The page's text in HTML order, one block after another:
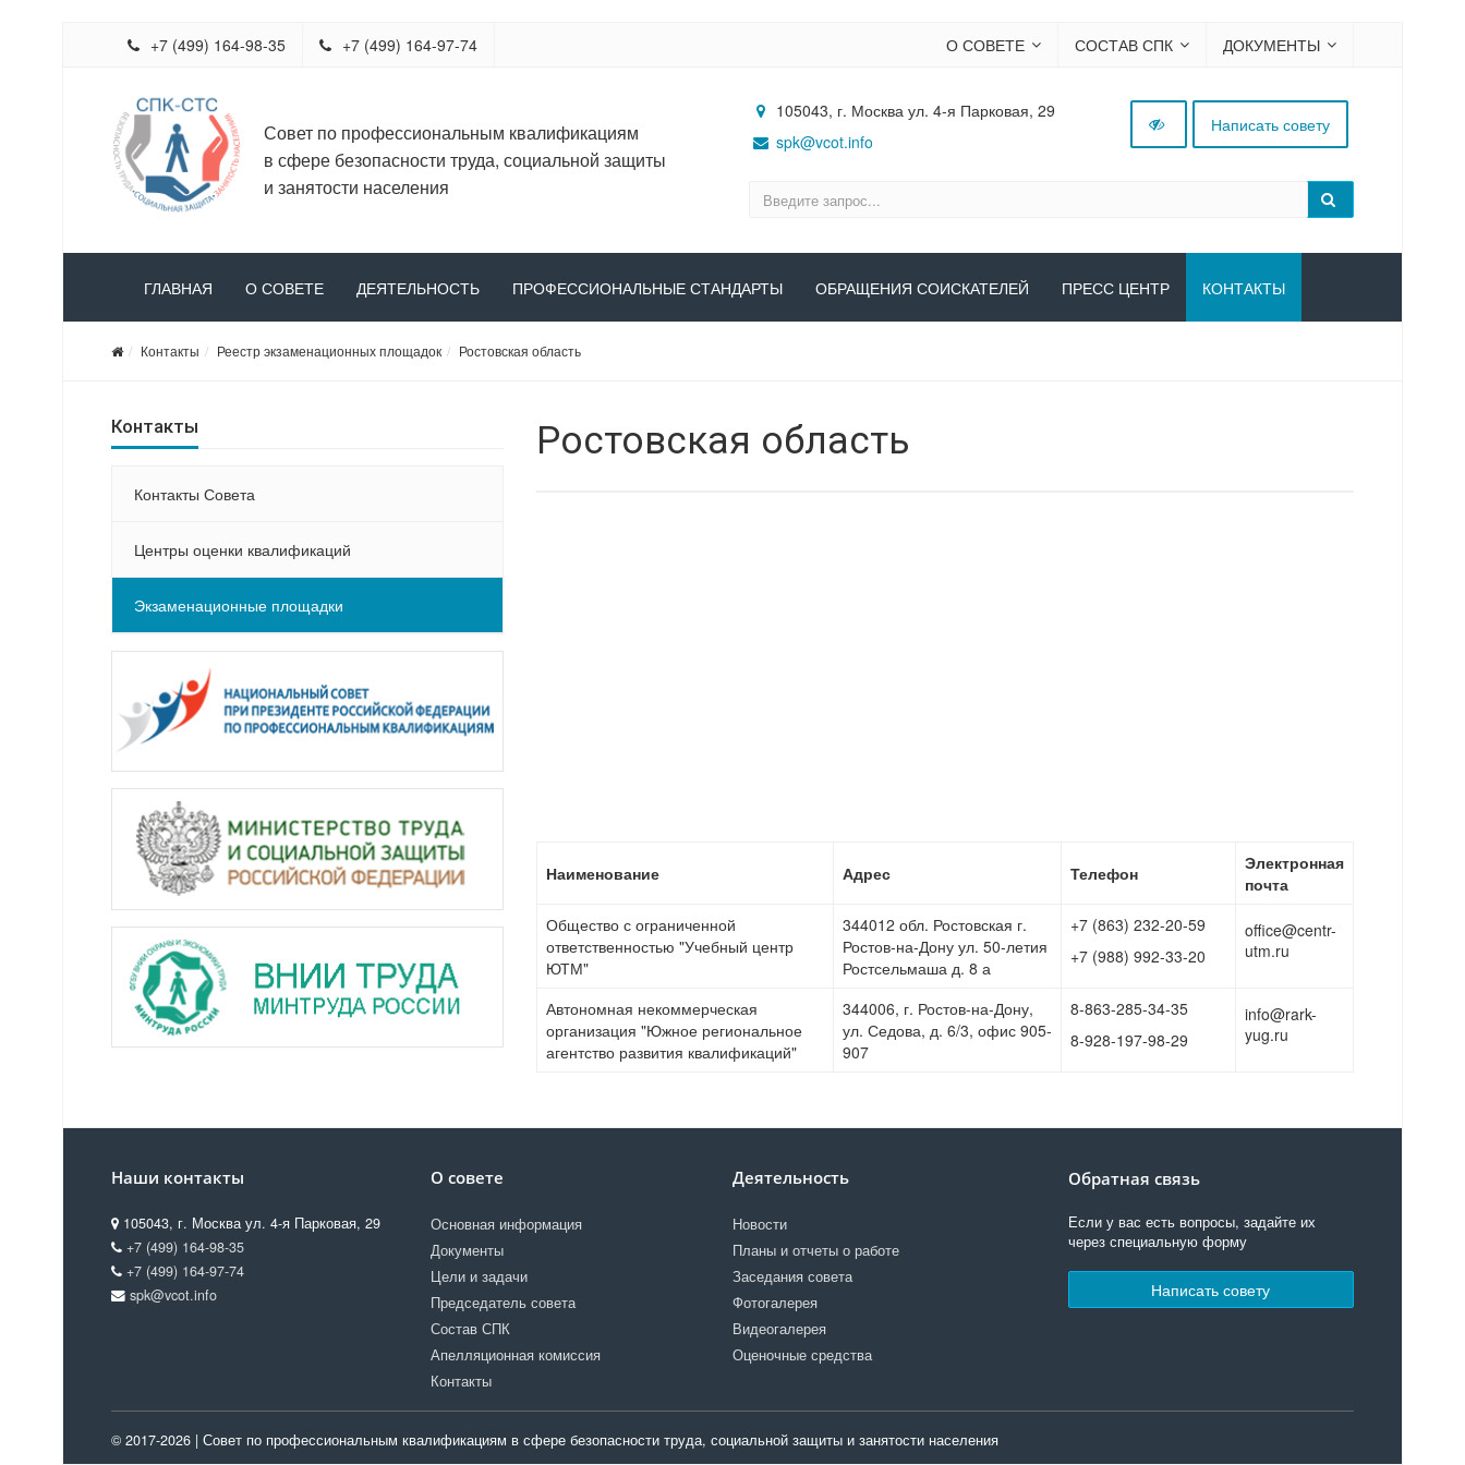
О СОВЕТЕ СОСТАВ СПК ДОКУМЕНТЫ
+7 (499) 164-98-35 +7 (499) 164-97-74
Совет по профессиональным квалификациям
в сфере безопасности труда, социальной защиты
и занятости населения
105043, г. Москва ул. 4-я Парковая, 29
spk@vcot.info
Написать совету
ГЛАВНАЯ О СОВЕТЕ ДЕЯТЕЛЬНОСТЬ ПРОФЕССИОНАЛЬНЫЕ СТАНДАРТЫ ОБРАЩЕНИЯ СОИСКАТЕЛЕЙ ПРЕСС ЦЕНТР КОНТАКТЫ
Контакты Реестр экзаменационных площадок Ростовская область
Контакты
Контакты Совета
Центры оценки квалификаций
Экзаменационные площадки
Ростовская область
Наименование Адрес Телефон
Электронная
почта
Общество с ограниченной
ответственностью "Учебный центр
ЮТМ"
344012 обл. Ростовская г.
Ростов-на-Дону ул. 50-летия
Ростсельмаша д. 8 а
+7 (863) 232-20-59
+7 (988) 992-33-20
office@centr-
utm.ru
Автономная некоммерческая
организация "Южное региональное
агентство развития квалификаций"
344006, г. Ростов-на-Дону,
ул. Седова, д. 6/3, офис 905-
907
8-863-285-34-35
8-928-197-98-29
info@rark-
yug.ru
Наши контакты
105043, г. Москва ул. 4-я Парковая, 29
+7 (499) 164-98-35
+7 (499) 164-97-74
spk@vcot.info
О совете
Основная информация
Документы
Цели и задачи
Председатель совета
Состав СПК
Апелляционная комиссия
Контакты
Деятельность
Новости
Планы и отчеты о работе
Заседания совета
Фотогалерея
Видеогалерея
Оценочные средства
Обратная связь
Если у вас есть вопросы, задайте их
через специальную форму
Написать совету
© 2017-2026 | Совет по профессиональным квалификациям в сфере безопасности труда, социальной защиты и занятости населения